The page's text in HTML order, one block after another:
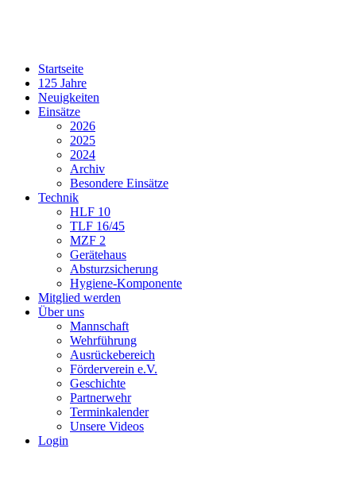
Startseite
125 Jahre
Neuigkeiten
Einsätze
2026
2025
2024
Archiv
Besondere Einsätze
Technik
HLF 10
TLF 16/45
MZF 2
Gerätehaus
Absturzsicherung
Hygiene-Komponente
Mitglied werden
Über uns
Mannschaft
Wehrführung
Ausrückebereich
Förderverein e.V.
Geschichte
Partnerwehr
Terminkalender
Unsere Videos
Login